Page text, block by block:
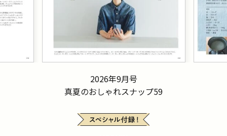
2026年9月号
真夏のおしゃれスナップ59